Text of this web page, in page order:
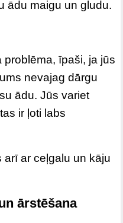
ādu maigu un gludu.
problēma, īpaši, ja jūs
nevajag dārgu
ādu. Jūs variet
ir ļoti labs
arī ar ceļgalu un kāju
ārstēšana